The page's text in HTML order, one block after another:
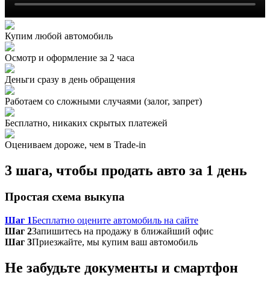
Купим любой автомобиль
Осмотр и оформление за 2 часа
Деньги сразу в день обращения
Работаем со сложными случаями (залог, запрет)
Бесплатно, никаких скрытых платежей
Оцениваем дороже, чем в Trade‑in
3 шага, чтобы продать авто за 1 день
Простая схема выкупа
Шаг 1Бесплатно оцените автомобиль на сайте
Шаг 2Запишитесь на продажу в ближайший офис
Шаг 3Приезжайте, мы купим ваш автомобиль
Не забудьте документы и смартфон